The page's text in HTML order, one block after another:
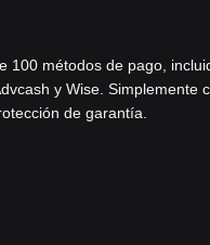
100 métodos de pago,
y Wise.
de garantía.